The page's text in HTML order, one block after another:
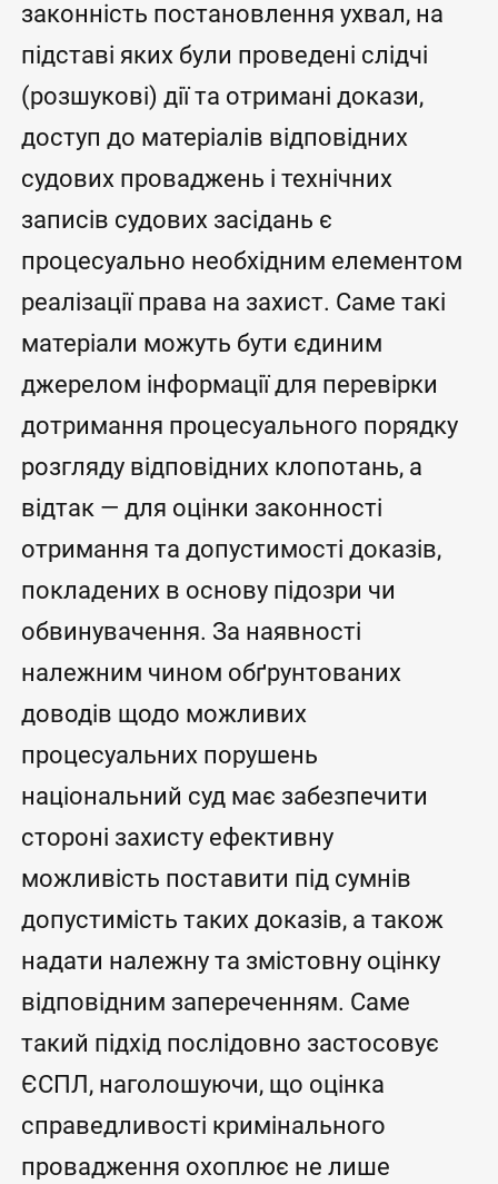
законність постановлення ухвал, на
підставі яких були проведені слідчі
(розшукові) дії та отримані докази,
доступ до матеріалів відповідних
судових проваджень і технічних
записів судових засідань є
процесуально необхідним елементом
реалізації права на захист. Саме такі
матеріали можуть бути єдиним
джерелом інформації для перевірки
дотримання процесуального порядку
розгляду відповідних клопотань, а
відтак — для оцінки законності
отримання та допустимості доказів,
покладених в основу підозри чи
обвинувачення. За наявності
належним чином обґрунтованих
доводів щодо можливих
процесуальних порушень
національний суд має забезпечити
стороні захисту ефективну
можливість поставити під сумнів
допустимість таких доказів, а також
надати належну та змістовну оцінку
відповідним запереченням. Саме
такий підхід послідовно застосовує
ЄСПЛ, наголошуючи, що оцінка
справедливості кримінального
провадження охоплює не лише